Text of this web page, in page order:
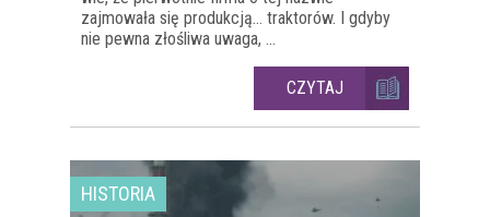
zajmowała się produkcją… traktorów. I gdyby
nie pewna złośliwa uwaga, ...
CZYTAJ
HISTORIA